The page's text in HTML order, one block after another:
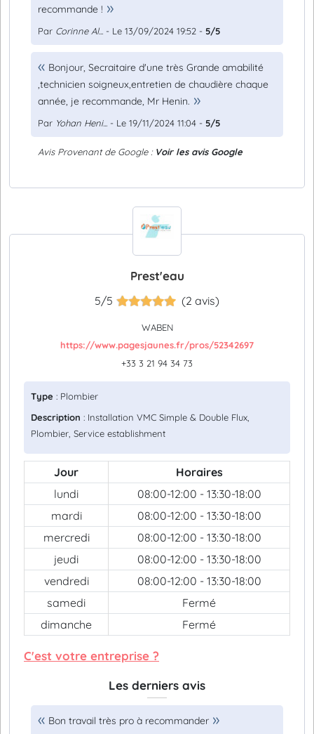
recommande !
Par Corinne Al... - Le 13/09/2024 19:52 - 5/5
Bonjour, Secraitaire d'une très Grande amabilité
,technicien soigneux,entretien de chaudière chaque
année, je recommande, Mr Henin.
Par Yohan Heni... - Le 19/11/2024 11:04 - 5/5
Avis Provenant de Google : Voir les avis Google
Prest'eau
5/5 (2 avis)
WABEN
https://www.pagesjaunes.fr/pros/52342697
+33 3 21 94 34 73
Type : Plombier
Description : Installation VMC Simple & Double Flux,
Plombier, Service establishment
Jour
Horaires
lundi
08:00-12:00 - 13:30-18:00
mardi
08:00-12:00 - 13:30-18:00
mercredi
08:00-12:00 - 13:30-18:00
jeudi
08:00-12:00 - 13:30-18:00
vendredi
08:00-12:00 - 13:30-18:00
samedi
Fermé
dimanche
Fermé
C'est votre entreprise ?
Les derniers avis
Bon travail très pro à recommander